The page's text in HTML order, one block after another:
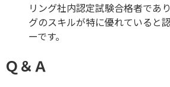
リング社内認定試験合格者であ
グのスキルが特に優れていると
ーです。
Ｑ＆Ａ